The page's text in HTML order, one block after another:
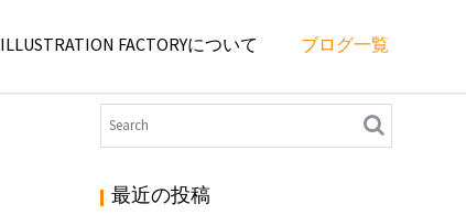
ILLUSTRATION FACTORYについて ブログ一覧
最近の投稿